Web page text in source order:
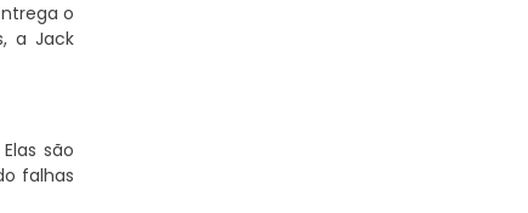
o
a Jack
são
falhas